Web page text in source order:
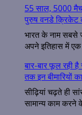
55 साल, 5000
पुरुष वनडे क्रिकेट
भारत के नाम सबसे
अपने इतिहास में एक
बार-बार फूल रही
तक इन बीमारियों
सीढ़ियां चढ़ते ही
सामान्य काम करने